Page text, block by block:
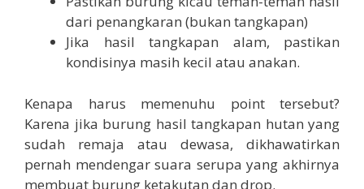
dari penangkaran (bukan tangkapan)
Jika hasil tangkapan alam, pastikan
kondisinya masih kecil atau anakan.
Kenapa harus memenuhu point tersebut?
Karena jika burung hasil tangkapan hutan yang
sudah remaja atau dewasa, dikhawatirkan
pernah mendengar suara serupa yang akhirnya
membuat burung ketakutan dan drop.